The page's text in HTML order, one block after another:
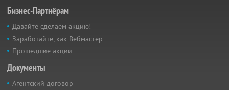
Бизнес-Партнёрам
Давайте сделаем акцию!
Заработайте, как Вебмастер
Прошедшие акции
Документы
Агентский договор